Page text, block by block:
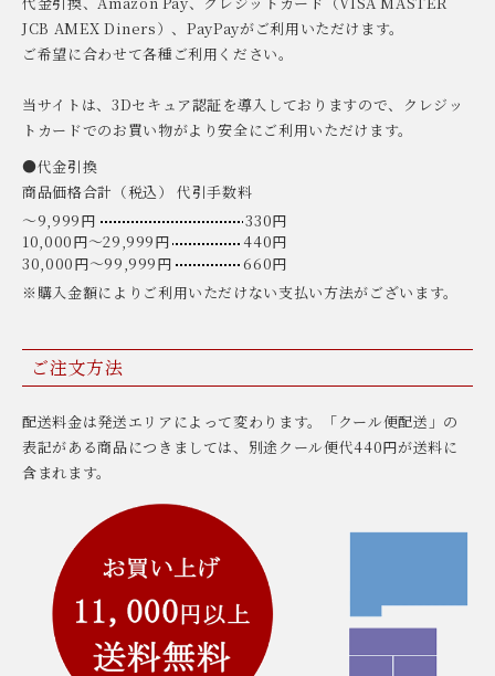
JCB AMEX Diners）、PayPayがご利用いただけます。
ご希望に合わせて各種ご利用ください。
当サイトは、3Dセキュア認証を導入しておりますので、クレジッ
トカードでのお買い物がより安全にご利用いただけます。
●代金引換
商品価格合計（税込） 代引手数料
〜9,999円
330円
10,000円〜29,999円
440円
30,000円〜99,999円
660円
※購入金額によりご利用いただけない支払い方法がございます。
ご注文方法
配送料金は発送エリアによって変わります。「クール便配送」の
表記がある商品につきましては、別途クール便代440円が送料に
含まれます。